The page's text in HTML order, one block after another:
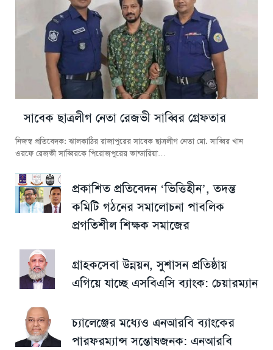
সাবেক ছাত্রলীগ নেতা রেজভী সাব্বির গ্রেফতার
নিজস্ব প্রতিবেদক: ঝালকাঠির রাজাপুরের সাবেক ছাত্রলীগ নেতা মো. সাব্বির খান
ওরফে রেজভী সাব্বিরকে পিরোজপুরের ভান্ডারিয়া…
প্রকাশিত প্রতিবেদন ‘ভিত্তিহীন’, তদন্ত
কমিটি গঠনের সমালোচনা পাবলিক
প্রগতিশীল শিক্ষক সমাজের
গ্রাহকসেবা উন্নয়ন, সুশাসন প্রতিষ্ঠায়
এগিয়ে যাচ্ছে এসবিএসি ব্যাংক: চেয়ারম্যান
চ্যালেঞ্জের মধ্যেও এনআরবি ব্যাংকের
পারফরম্যান্স সন্তোষজনক: এনআরবি